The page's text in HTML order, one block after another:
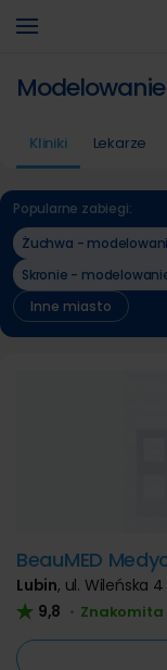
Kliniki Lekarze
Popularne zabiegi:
Żuchwa -
Skronie -
Inne miasto
BeauMED
Lubin, ul. Wileńska 4
9,8 • Znakomita